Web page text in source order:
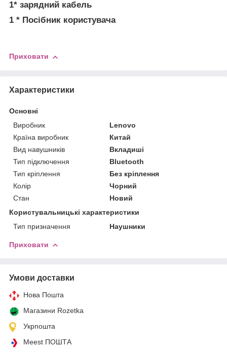
1* зарядний кабель
1 * Посібник користувача
Приховати
Характеристики
Основні
Виробник
Lenovo
Країна виробник
Китай
Вид навушників
Вкладиші
Тип підключення
Bluetooth
Тип кріплення
Без кріплення
Колір
Чорний
Стан
Новий
Користувальницькі характеристики
Тип призначення
Наушники
Приховати
Умови доставки
Нова Пошта
Магазини Rozetka
Укрпошта
Meest ПОШТА